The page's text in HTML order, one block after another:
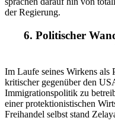
der Regierung.
6. Politischer
Im Laufe seines Wirkens als
kritischer gegenüber den
Immigrationspolitik zu
einer protektionistischen
Freihandel selbst stand